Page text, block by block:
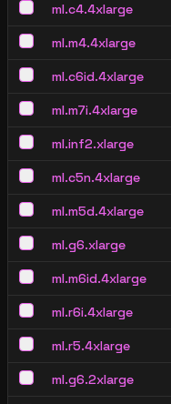
ml.c4.4xlarge
ml.m4.4xlarge
ml.c6id.4xlarge
ml.m7i.4xlarge
ml.inf2.xlarge
ml.c5n.4xlarge
ml.m5d.4xlarge
ml.g6.xlarge
ml.m6id.4xlarge
ml.r6i.4xlarge
ml.r5.4xlarge
ml.g6.2xlarge